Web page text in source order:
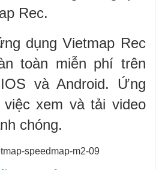
Rec.
dụng Vietmap Rec
toàn miễn phí trên
và Android. Ứng
việc xem và tải video
chóng.